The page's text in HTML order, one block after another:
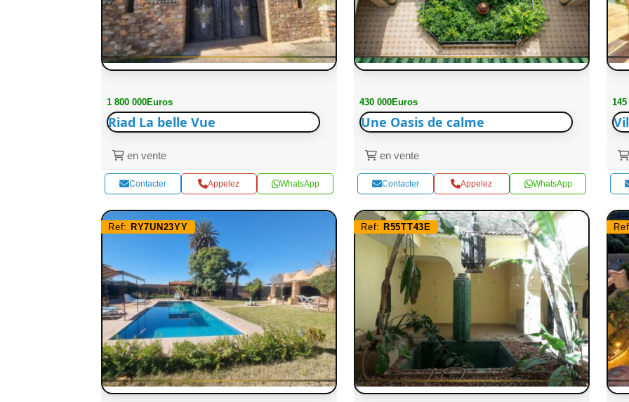
1 800 000Euros
Riad La belle Vue
en vente
Contacter Appelez WhatsApp
430 000Euros
Une Oasis de calme
en vente
Contacter Appelez WhatsApp
Ref: RY7UN23YY Ref: R55TT43E